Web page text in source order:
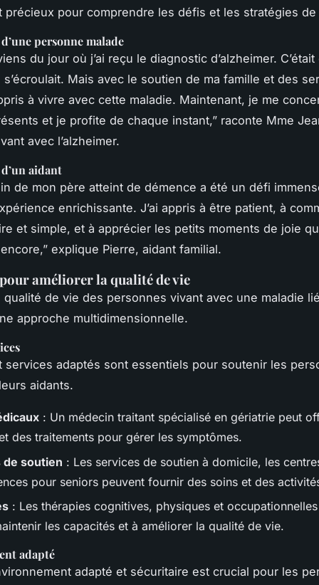
précieux pour comprendre les défis et les stratégies
personne malade
du jour où j’ai reçu le diagnostic d’alzheimer.
s’écroulait. Mais avec le soutien de ma famille et des
à vivre avec cette maladie. Maintenant, je me
et je profite de chaque instant,” raconte Mme
avec l’alzheimer.
aidant
de mon père atteint de démence a été un défi
enrichissante. J’ai appris à être patient, à
et simple, et à apprécier les petits moments de joie
explique Pierre, aidant familial.
améliorer la qualité de vie
qualité de vie des personnes vivant avec une maladie
approche multidimensionnelle.
services adaptés sont essentiels pour soutenir les
aidants.
: Un médecin traitant spécialisé en gériatrie peut
des traitements pour gérer les symptômes.
de soutien : Les services de soutien à domicile, les
pour seniors peuvent fournir des soins et des
: Les thérapies cognitives, physiques et
les capacités et à améliorer la qualité de vie.
adapté
adapté et sécuritaire est crucial pour les